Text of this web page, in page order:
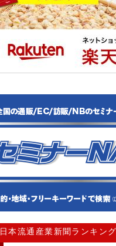
日本流通産業新聞ランキング